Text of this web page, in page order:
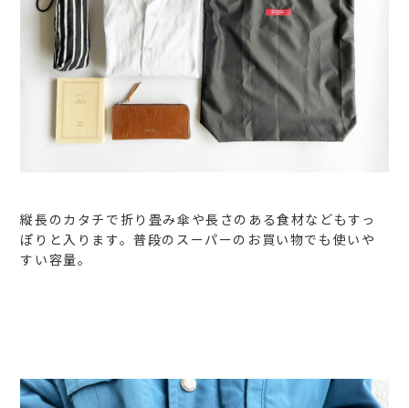
縦長のカタチで折り畳み傘や長さのある食材などもすっ
ぽりと入ります。普段のスーパーのお買い物でも使いや
すい容量。